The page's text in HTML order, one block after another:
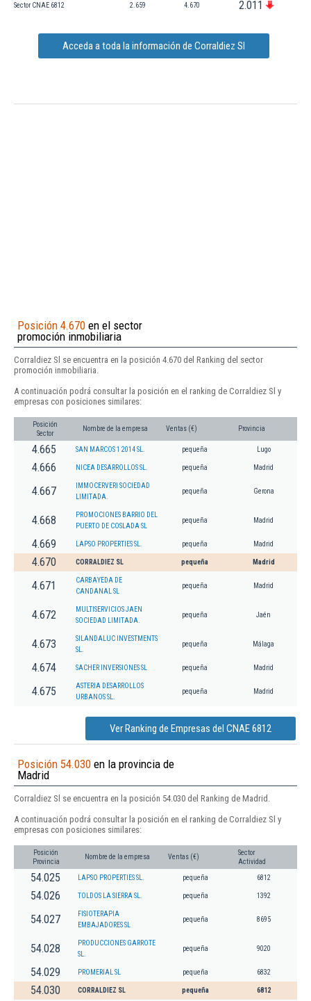
Sector CNAE 6812 2.659 4.670 2.011
Acceda a toda la información de Corraldiez Sl
Posición 4.670 en el sector
promoción inmobiliaria
Corraldiez Sl se encuentra en la posición 4.670 del Ranking del sector
promoción inmobiliaria.
A continuación podrá consultar la posición en el ranking de Corraldiez Sl y
empresas con posiciones similares:
Posición
Sector
Nombre de la empresa Ventas (€) Provincia
4.665 SAN MARCOS 1 2014 SL. pequeña Lugo
4.666 NICEA DESARROLLOS SL. pequeña Madrid
4.667
IMMOCERVERI SOCIEDAD
LIMITADA.
pequeña Gerona
4.668
PROMOCIONES BARRIO DEL
PUERTO DE COSLADA SL
pequeña Madrid
4.669 LAPSO PROPERTIES SL. pequeña Madrid
4.670 CORRALDIEZ SL pequeña Madrid
4.671
CARBAYEDA DE
CANDANAL SL
pequeña Madrid
4.672
MULTISERVICIOS JAEN
SOCIEDAD LIMITADA.
pequeña Jaén
4.673
SILANDALUC INVESTMENTS
SL.
pequeña Málaga
4.674 SACHER INVERSIONES SL pequeña Madrid
4.675
ASTERIA DESARROLLOS
URBANOS SL.
pequeña Madrid
Ver Ranking de Empresas del CNAE 6812
Posición 54.030 en la provincia de
Madrid
Corraldiez Sl se encuentra en la posición 54.030 del Ranking de Madrid.
A continuación podrá consultar la posición en el ranking de Corraldiez Sl y
empresas con posiciones similares:
Posición
Provincia
Nombre de la empresa Ventas (€)
Sector
Actividad
54.025 LAPSO PROPERTIES SL. pequeña 6812
54.026 TOLDOS LA SIERRA SL. pequeña 1392
54.027
FISIOTERAPIA
EMBAJADORES SL
pequeña 8695
54.028
PRODUCCIONES GARROTE
SL.
pequeña 9020
54.029 PROMERIAL SL pequeña 6832
54.030 CORRALDIEZ SL pequeña 6812